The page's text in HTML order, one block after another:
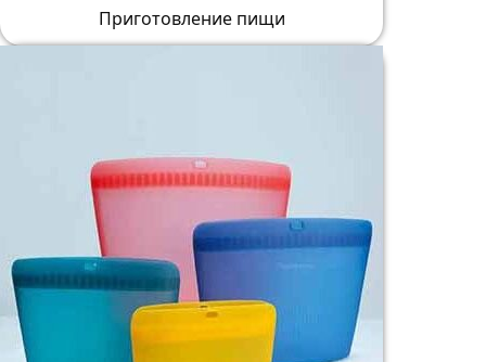
Приготовление пищи